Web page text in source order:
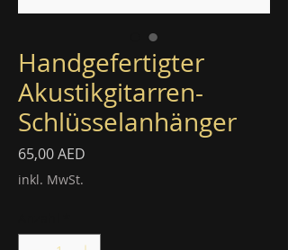
Handgefertigter
Akustikgitarren-
Schlüsselanhänger
65,00 AED
inkl. MwSt.